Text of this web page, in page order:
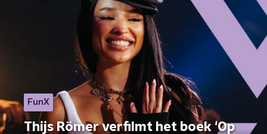
FunX
Thijs Römer verfilmt het boek ‘Op